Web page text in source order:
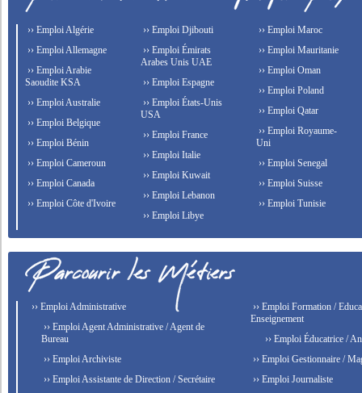
›› Emploi Algérie
›› Emploi Allemagne
›› Emploi Arabie
Saoudite KSA
›› Emploi Australie
›› Emploi Belgique
›› Emploi Bénin
›› Emploi Cameroun
›› Emploi Canada
›› Emploi Côte d'Ivoire
›› Emploi Djibouti
›› Emploi Émirats
Arabes Unis UAE
›› Emploi Espagne
›› Emploi États-Unis
USA
›› Emploi France
›› Emploi Italie
›› Emploi Kuwait
›› Emploi Lebanon
›› Emploi Libye
›› Emploi Maroc
›› Emploi Mauritanie
›› Emploi Oman
›› Emploi Poland
›› Emploi Qatar
›› Emploi Royaume-
Uni
›› Emploi Senegal
›› Emploi Suisse
›› Emploi Tunisie
›› Emploi Administrative
›› Emploi Agent Administrative / Agent de
Bureau
›› Emploi Archiviste
›› Emploi Assistante de Direction / Secrétaire
›› Emploi Formation /
Enseignement
›› Emploi Éducatrice /
›› Emploi Gestionnaire /
›› Emploi Journaliste